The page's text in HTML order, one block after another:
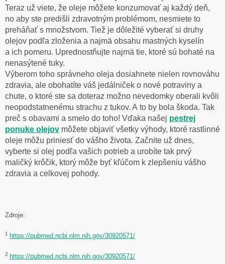
Teraz už viete, že oleje môžete konzumovať aj každý deň,
no aby ste predišli zdravotným problémom, nesmiete to
preháňať s množstvom. Tiež je dôležité vyberať si druhy
olejov podľa zloženia a najmä obsahu mastných kyselín
a ich pomeru. Uprednostňujte najmä tie, ktoré sú bohaté na
nenasýtené tuky.
Výberom toho správneho oleja dosiahnete nielen rovnováhu
zdravia, ale obohatíte váš jedálniček o nové potraviny a
chute, o ktoré ste sa doteraz možno nevedomky oberali kvôli
neopodstatnenému strachu z tukov. A to by bola škoda. Tak
preč s obavami a smelo do toho! Vďaka našej pestrej
ponuke olejov môžete objaviť všetky výhody, ktoré rastlinné
oleje môžu priniesť do vášho života. Začnite už dnes,
vyberte si olej podľa vašich potrieb a urobíte tak prvý
maličký krôčik, ktorý môže byť kľúčom k zlepšeniu vášho
zdravia a celkovej pohody.
Zdroje:
1 https://pubmed.ncbi.nlm.nih.gov/30920571/
2 https://pubmed.ncbi.nlm.nih.gov/30920571/